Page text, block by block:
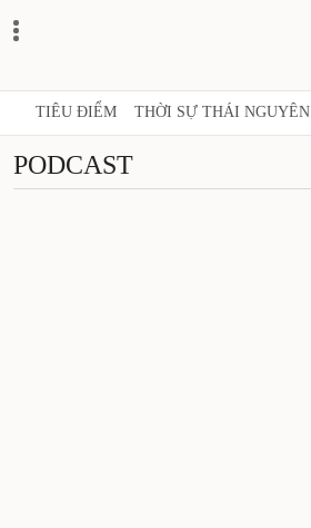
TIÊU ĐIỂM THỜI SỰ THÁI NGUYÊN
PODCAST